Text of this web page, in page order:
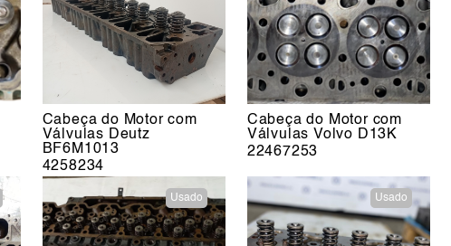
Cabeça do Motor com
Válvulas Deutz
BF6M1013
4258234
Cabeça do Motor com
Válvulas Volvo D13K
22467253
Usado Usado